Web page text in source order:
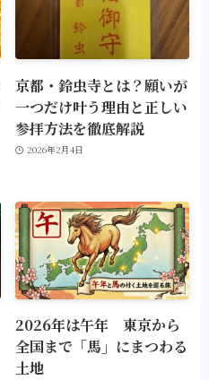
京都・鈴虫寺とは？願いが
一つだけ叶う理由と正しい
参拝方法を徹底解説
2026年2月4日
2026年は午年 東京から
全国まで「馬」にまつわる
土地